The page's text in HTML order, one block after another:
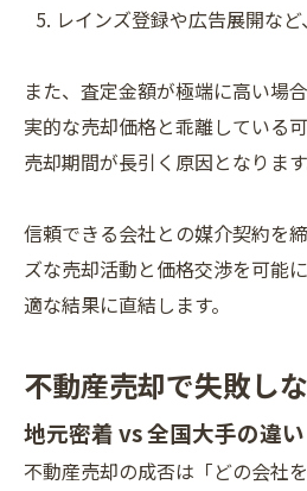
レインズ登録や広告展開な
また、査定金額が極端に高い場
実的な売却価格と乖離している
売却期間が長引く原因となります
信頼できる会社との媒介契約を
ズな売却活動と価格交渉を可能
適な結果に直結します。
不動産売却で失敗し
地元密着 vs 全国大手の違い
不動産売却の成否は「どの会社